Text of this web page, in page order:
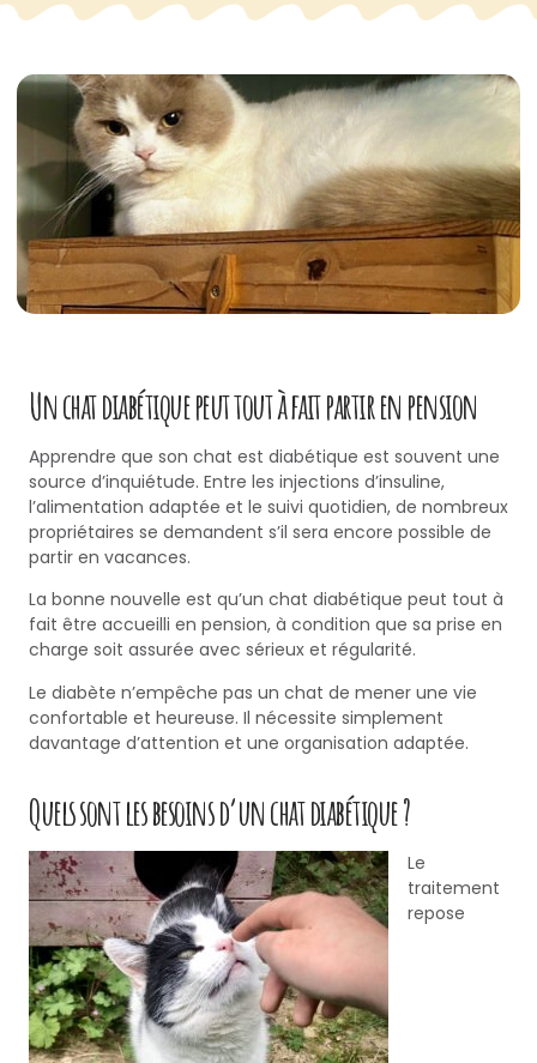
Un chat diabétique peut tout à fait partir en pension
Apprendre que son chat est diabétique est souvent une
source d’inquiétude. Entre les injections d’insuline,
l’alimentation adaptée et le suivi quotidien, de nombreux
propriétaires se demandent s’il sera encore possible de
partir en vacances.
La bonne nouvelle est qu’un chat diabétique peut tout à
fait être accueilli en pension, à condition que sa prise en
charge soit assurée avec sérieux et régularité.
Le diabète n’empêche pas un chat de mener une vie
confortable et heureuse. Il nécessite simplement
davantage d’attention et une organisation adaptée.
Quels sont les besoins d’un chat diabétique ?
Le
traitement
repose